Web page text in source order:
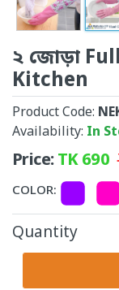
২ জোড়া
Kitchen
Product Code:
Availability: In
Price:TK690
COLOR:
Quantity